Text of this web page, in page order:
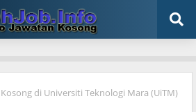
Kosong di Universiti Teknologi Mara (UiTM)